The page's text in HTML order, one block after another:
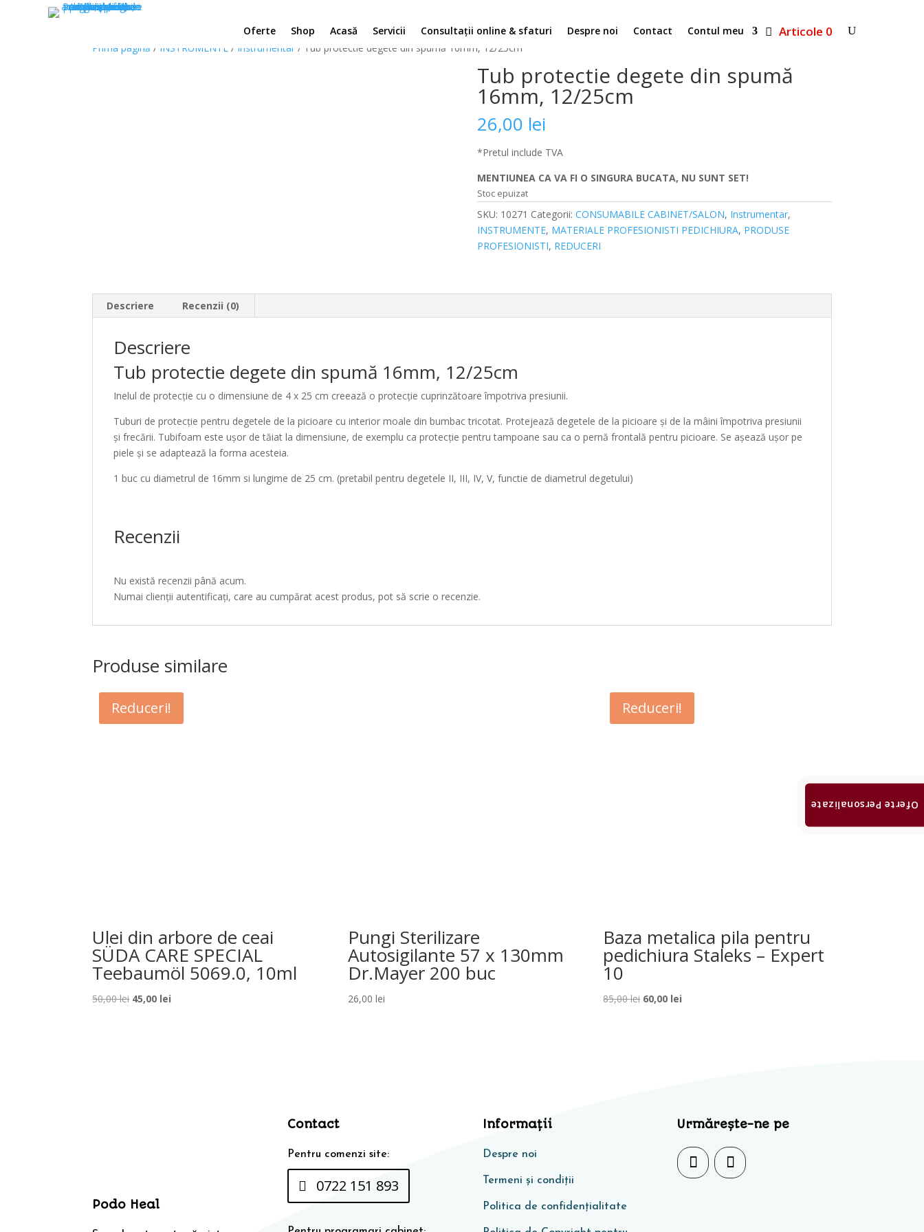
Oferte Shop Acasă Servicii Consultații online & sfaturi Despre noi Contact Contul meu Articole 0
Prima pagină / INSTRUMENTE / Instrumentar / Tub protectie degete din spumă 16mm, 12/25cm
Tub protectie degete din spumă
16mm, 12/25cm
26,00 lei
*Pretul include TVA
MENTIUNEA CA VA FI O SINGURA BUCATA, NU SUNT SET!
Stoc epuizat
SKU: 10271 Categorii: CONSUMABILE CABINET/SALON, Instrumentar,
INSTRUMENTE, MATERIALE PROFESIONISTI PEDICHIURA, PRODUSE
PROFESIONISTI, REDUCERI
Descriere Recenzii (0)
Descriere
Tub protectie degete din spumă 16mm, 12/25cm
Inelul de protecție cu o dimensiune de 4 x 25 cm creează o protecție cuprinzătoare împotriva presiunii.
Tuburi de protecție pentru degetele de la picioare cu interior moale din bumbac tricotat. Protejează degetele de la picioare și de la mâini împotriva presiunii
și frecării. Tubifoam este ușor de tăiat la dimensiune, de exemplu ca protecție pentru tampoane sau ca o pernă frontală pentru picioare. Se așează ușor pe
piele și se adaptează la forma acesteia.
1 buc cu diametrul de 16mm si lungime de 25 cm. (pretabil pentru degetele II, III, IV, V, functie de diametrul degetului)
Recenzii
Nu există recenzii până acum.
Numai clienții autentificați, care au cumpărat acest produs, pot să scrie o recenzie.
Produse similare
Reduceri!
Ulei din arbore de ceai
SÜDA CARE SPECIAL
Teebaumöl 5069.0, 10ml
50,00lei Prețul
45,00 lei
Pungi Sterilizare
Autosigilante 57 x 130mm
Dr.Mayer 200 buc
26,00 lei
Reduceri!
Baza metalica pila pentru
pedichiura Staleks – Expert
10
85,00lei Prețul
60,00 lei
Podo Heal
Contact
Pentru comenzi site:
0722 151 893
Informaţii
Despre noi
Termeni și condiții
Politica de confidențialitate
Urmărește-ne pe
Oferte Personalizate